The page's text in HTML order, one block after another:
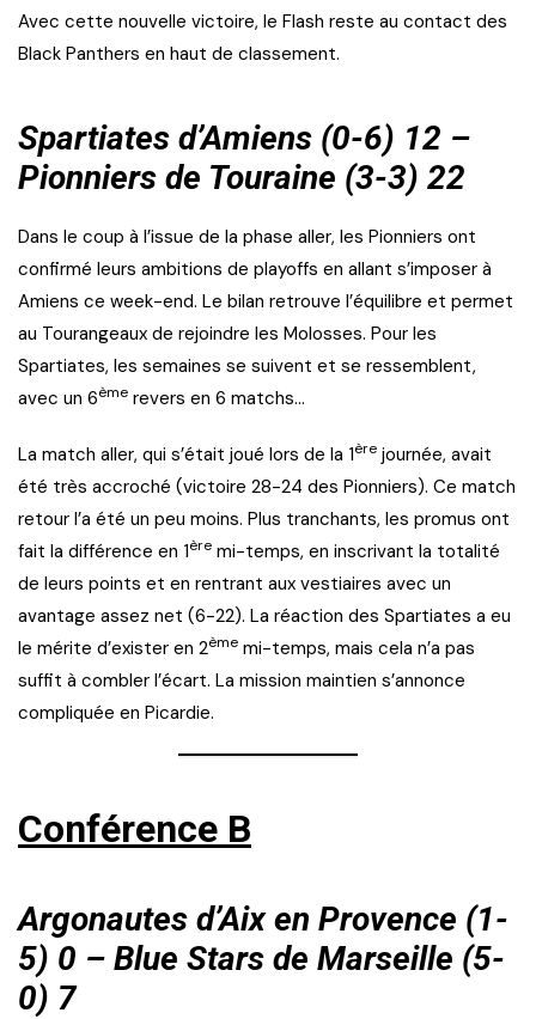
Avec cette nouvelle victoire, le Flash reste au contact des
Black Panthers en haut de classement.
Spartiates d’Amiens (0-6) 12 –
Pionniers de Touraine (3-3) 22
Dans le coup à l’issue de la phase aller, les Pionniers ont
confirmé leurs ambitions de playoffs en allant s’imposer à
Amiens ce week-end. Le bilan retrouve l’équilibre et permet
au Tourangeaux de rejoindre les Molosses. Pour les
Spartiates, les semaines se suivent et se ressemblent,
avec un 6ème revers en 6 matchs…
La match aller, qui s’était joué lors de la 1ère journée, avait
été très accroché (victoire 28-24 des Pionniers). Ce match
retour l’a été un peu moins. Plus tranchants, les promus ont
fait la différence en 1ère mi-temps, en inscrivant la totalité
de leurs points et en rentrant aux vestiaires avec un
avantage assez net (6-22). La réaction des Spartiates a eu
le mérite d’exister en 2ème mi-temps, mais cela n’a pas
suffit à combler l’écart. La mission maintien s’annonce
compliquée en Picardie.
Conférence B
Argonautes d’Aix en Provence (1-
5) 0 – Blue Stars de Marseille (5-
0) 7